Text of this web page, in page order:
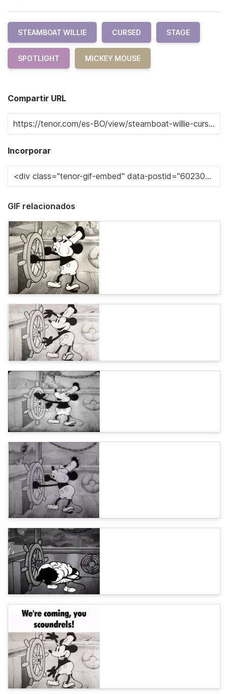
STEAMBOAT WILLIE CURSED STAGE
SPOTLIGHT MICKEY MOUSE
Compartir URL
Incorporar
GIF relacionados